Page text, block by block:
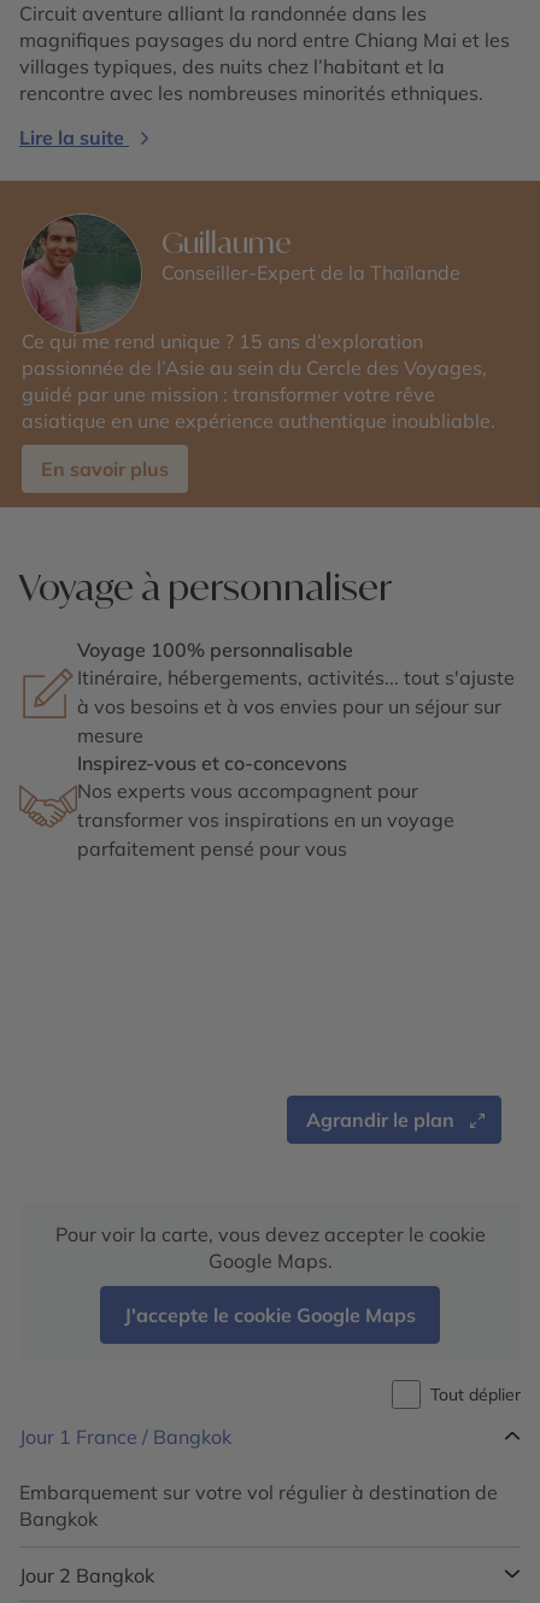
Circuit aventure alliant la randonnée dans les
magnifiques paysages du nord entre Chiang Mai et les
villages typiques, des nuits chez l’habitant et la
rencontre avec les nombreuses minorités ethniques.
Lire la suite
Guillaume
Conseiller-Expert de la Thaïlande
Ce qui me rend unique ? 15 ans d’exploration
passionnée de l’Asie au sein du Cercle des Voyages,
guidé par une mission : transformer votre rêve
asiatique en une expérience authentique inoubliable.
En savoir plus
Voyage à personnaliser
Voyage 100% personnalisable
Itinéraire, hébergements, activités... tout s'ajuste
à vos besoins et à vos envies pour un séjour sur
mesure
Inspirez-vous et co-concevons
Nos experts vous accompagnent pour
transformer vos inspirations en un voyage
parfaitement pensé pour vous
Agrandir le plan
Pour voir la carte, vous devez accepter le cookie
Google Maps.
J'accepte le cookie Google Maps
Tout déplier
Jour 1 France / Bangkok
Embarquement sur votre vol régulier à destination de
Bangkok
Jour 2 Bangkok